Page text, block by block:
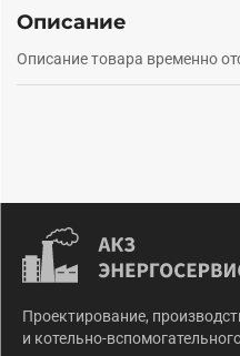
Описание
Описание товара временно
Проектирование,
и котельно-